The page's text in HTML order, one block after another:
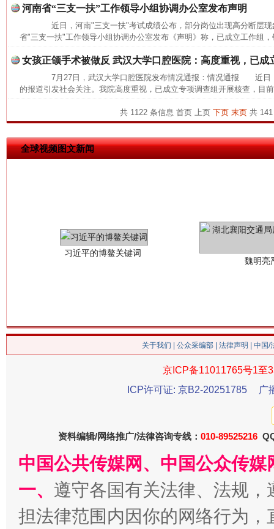
河南省“三支一扶”工作领导小组协调办公室发布声明
近日，河南"三支一扶"考试成绩公布，部分岗位出现高分断层现
省"三支一扶"工作领导小组协调办公室发布《声明》称，已成立工作组
女孩正颌手术被做反 武汉大学口腔医院：高度重视，已成
7月27日，武汉大学口腔医院发布情况通报：情况通报 近日
的报道引发社会关注。我院高度重视，已成立专项调查组开展核查，目
共 1122 条信息 首页 上页 下页 末页共 141
全球视频图文新闻
今
习近平的博鳌关键词
魏明亮
关于我们 公众采编部 法律声明 | 中国
京ICP备11011765号1至
ICP许可证: 京B2-20251785
广
资料编辑/网络推广/法律咨询专线： 010-89525216
中国公共传媒网、中国公众传
一、 遵守各国有关法律、法规
担法律范围内因你的网络行为